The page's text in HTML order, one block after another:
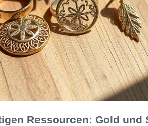
Ressourcen: Gold und